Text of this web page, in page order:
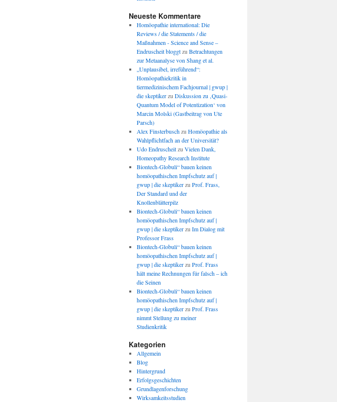
Neueste Kommentare
Homöopathie international: Die
Reviews / die Statements / die
Maßnahmen - Science and Sense –
Endruscheit bloggtzu Betrachtungen
zur Metaanalyse von Shang et al.
„Unplausibel, irreführend“:
Homöopathiekritik in
tiermedizinischem Fachjournal | gwup |
die skeptikerzu Diskussion zu ‚Quasi-
Quantum Model of Potentization‘ von
Marcin Molski (Gastbeitrag von Ute
Parsch)
Alex Finsterbuschzu Homöopathie als
Wahlpflichtfach an der Universität?
Udo Endruscheitzu Vielen Dank,
Homeopathy Research Institute
Biontech-Globuli“ bauen keinen
homöopathischen Impfschutz auf |
gwup | die skeptikerzu Prof. Frass,
Der Standard und der
Knollenblätterpilz
Biontech-Globuli“ bauen keinen
homöopathischen Impfschutz auf |
gwup | die skeptikerzu Im Dialog mit
Professor Frass
Biontech-Globuli“ bauen keinen
homöopathischen Impfschutz auf |
gwup | die skeptikerzu Prof. Frass
hält meine Rechnungen für falsch – ich
die Seinen
Biontech-Globuli“ bauen keinen
homöopathischen Impfschutz auf |
gwup | die skeptikerzu Prof. Frass
nimmt Stellung zu meiner
Studienkritik
Kategorien
Allgemein
Blog
Hintergrund
Erfolgsgeschichten
Grundlagenforschung
Wirksamkeitsstudien